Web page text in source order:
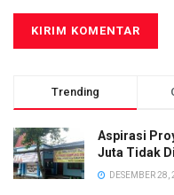
Trending
Aspirasi
Juta Tidak
DESEMBER